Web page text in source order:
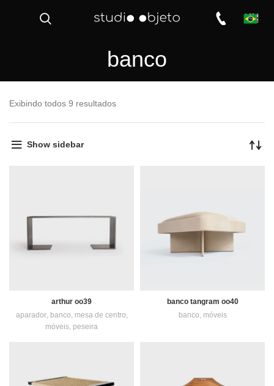
banco
Exibindo todos 9 resultados
Show sidebar
arthur oo39
aparador, banco, mesa de centro,
móveis, peseira
banco tangram oo40
banco, móveis